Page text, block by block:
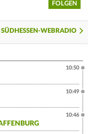
FOLGEN
SÜDHESSEN-WEBRADIO
10:50
10:49
10:46